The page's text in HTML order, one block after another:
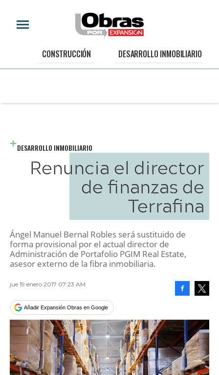
CONSTRUCCIÓN DESARROLLO INMOBILIARIO
DESARROLLO INMOBILIARIO
Renuncia el director
de finanzas de
Terrafina
Ángel Manuel Bernal Robles será sustituido de
forma provisional por el actual director de
Administración de Portafolio PGIM Real Estate,
asesor externo de la fibra inmobiliaria.
jue 19 enero 2017 07:23 AM
Añadir Expansión Obras en Google